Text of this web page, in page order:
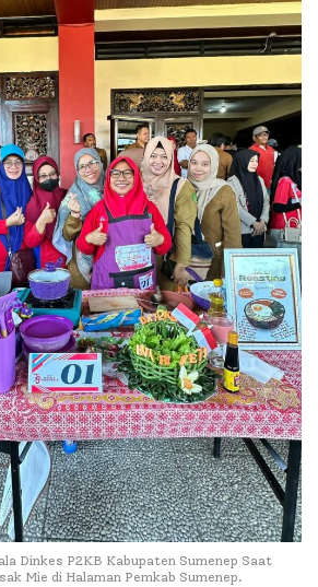
Dinkes P2KB Kabupaten Sumenep Saat
Mie di Halaman Pemkab Sumenep.